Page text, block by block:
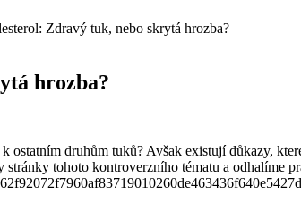
Zdravý tuk, nebo skrytá hrozba?
hrozba?
druhům tuků? Avšak existují důkazy,
stránky tohoto kontroverzního tématu a odhalíme